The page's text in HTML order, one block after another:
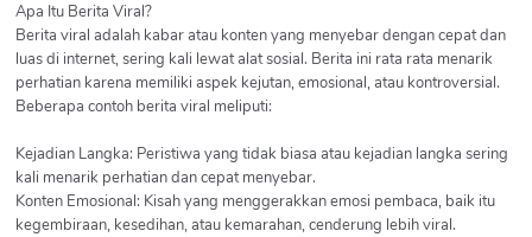
Apa Itu Berita Viral?
Berita viral adalah kabar atau konten yang menyebar dengan cepat dan
luas di internet, sering kali lewat alat sosial. Berita ini rata rata menarik
perhatian karena memiliki aspek kejutan, emosional, atau kontroversial.
Beberapa contoh berita viral meliputi:
Kejadian Langka: Peristiwa yang tidak biasa atau kejadian langka sering
kali menarik perhatian dan cepat menyebar.
Konten Emosional: Kisah yang menggerakkan emosi pembaca, baik itu
kegembiraan, kesedihan, atau kemarahan, cenderung lebih viral.